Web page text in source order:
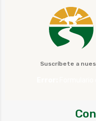
Suscríbete a